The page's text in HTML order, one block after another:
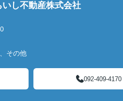
し不動産株式会社
その他
092-409-4170